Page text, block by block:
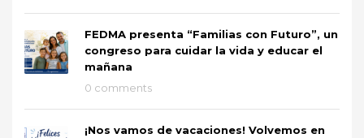
FEDMA presenta “Familias con Futuro”, un
congreso para cuidar la vida y educar el
mañana
0 comments
¡Nos vamos de vacaciones! Volvemos en